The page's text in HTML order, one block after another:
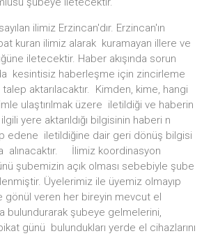
ilimiz Erzincan'dır. Erzincan'ın
kuran ilimiz alarak kuramayan illere ve
iletecektir. Haber akışında sorun
kesintisiz haberleşme için zincirleme
aktarılacaktır. Kimden, kime, hangi
ulaştırılmak üzere iletildiği ve haberin
yere aktarıldığı bilgisinin haberi n
edene iletildiğine dair geri dönüş bilgisi
alınacaktır. İlimiz koordinasyon
şubemizin açık olması sebebiyle şube
Üyelerimiz ile üyemiz olmayıp
gönül veren her bireyin mevcut el
bulundurarak şubeye gelmelerini,
günü bulundukları yerde el cihazlarını